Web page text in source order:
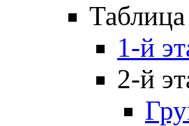
1-й
2-й